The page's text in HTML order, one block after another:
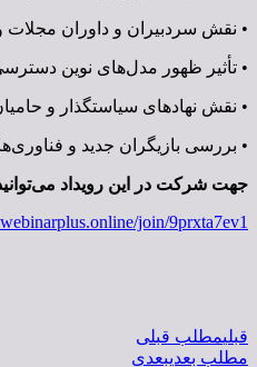
• نقش سردبیران و داوران مجلات
• تأثیر ظهور مدل‌های نوین
•‌ نقش نهادهای سیاستگذار و
• بررسی بازیگران جدید و
جهت شرکت در این رویداد
join/9prxta7ev1
قبلیمطلب قبلی
مطلب بعدیبعدی